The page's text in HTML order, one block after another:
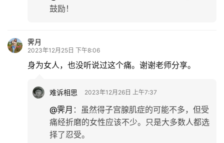
鼓励！
霁月
2023年12月25日 下午8:06
身为女人，也没听说过这个痛。谢谢老师分享。
难诉相思 2023年12月26日 上午7:37
@霁月 ： 虽然得子宫腺肌症的可能不多，但受
痛经折磨的女性应该不少。只是大多数人都选
择了忍受。